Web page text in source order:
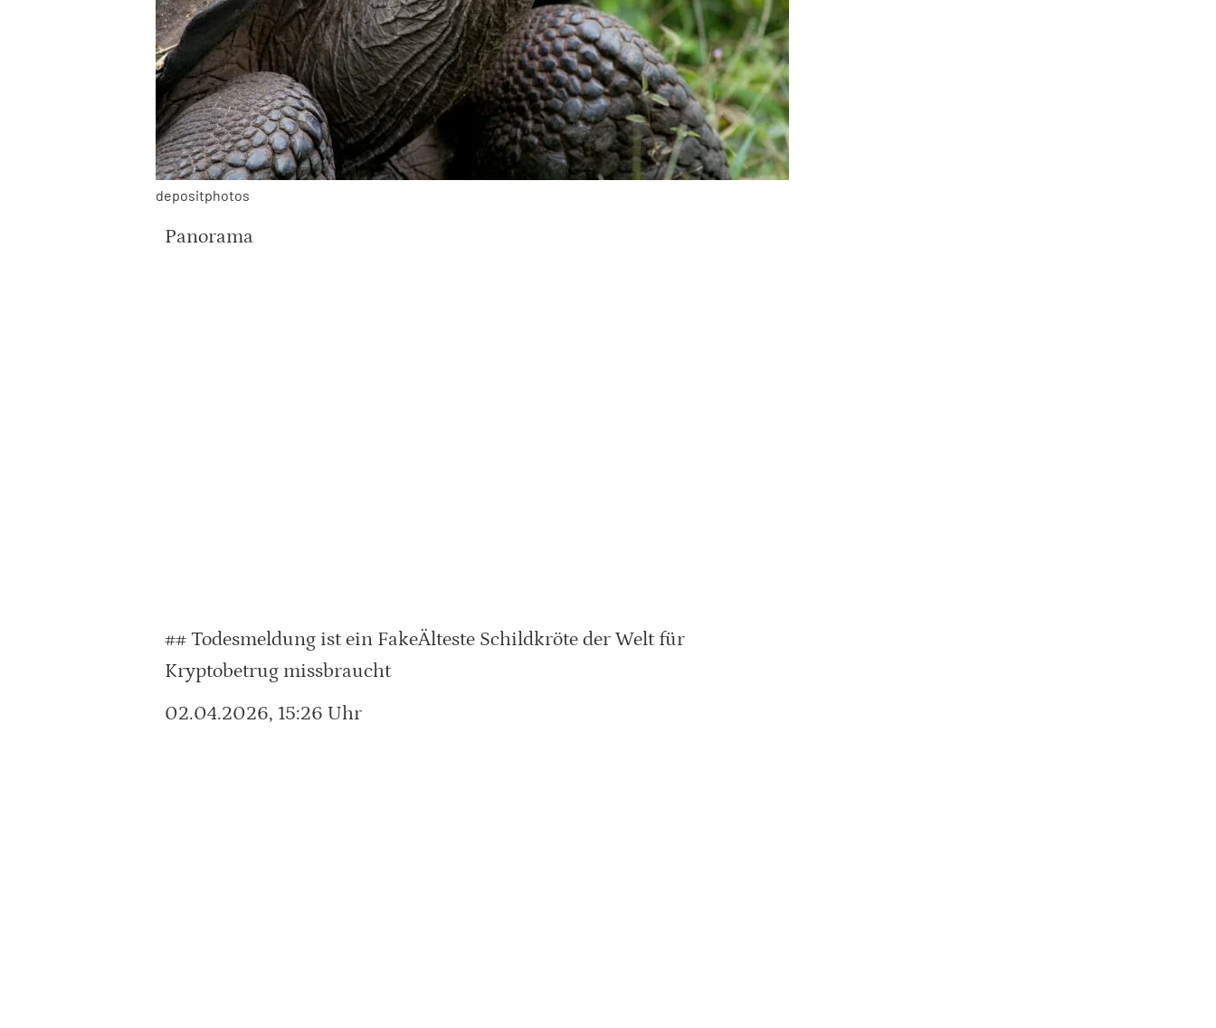
depositphotos
Panorama
## Todesmeldung ist ein FakeÄlteste Schildkröte der Welt für
Kryptobetrug missbraucht
02.04.2026, 15:26 Uhr